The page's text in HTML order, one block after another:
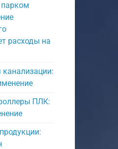
расходы на
ПЛК: